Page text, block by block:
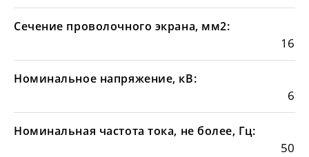
Сечение проволочного экрана, мм2:
16
Номинальное напряжение, кВ:
6
Номинальная частота тока, не более, Гц:
50